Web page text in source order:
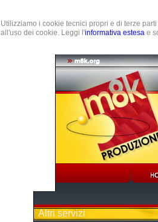
Utilizziamo i cookie tecnici propri e di terze
all'uso dei cookie. Leggi l'informativa estesa e
Altri servizi